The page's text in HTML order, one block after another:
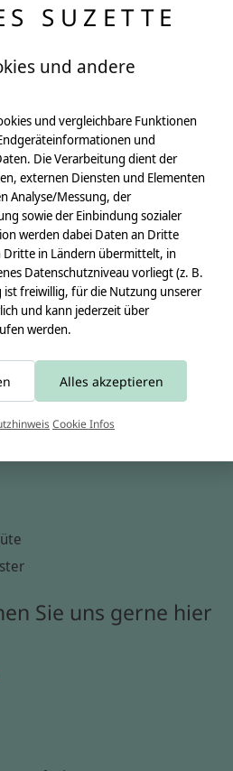
Sie uns gerne hier
SUZETTE
und andere
und vergleichbare Funktionen
und
Die Verarbeitung dient der
externen Diensten und Elementen
Analyse/Messung, der
sowie der Einbindung sozialer
werden dabei Daten an Dritte
Dritte in Ländern übermittelt, in
Datenschutzniveau vorliegt (z. B.
ist freiwillig, für die Nutzung unserer
und kann jederzeit über
werden.
Alles akzeptieren
Cookie Infos